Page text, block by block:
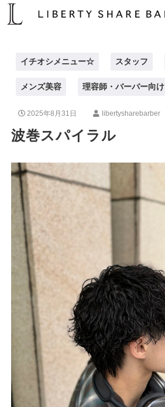
イチオシメニュー☆ スタッフ
メンズ美容 理容師・バーバー向け
2025年8月31日 libertysharebarber
波巻スパイラル